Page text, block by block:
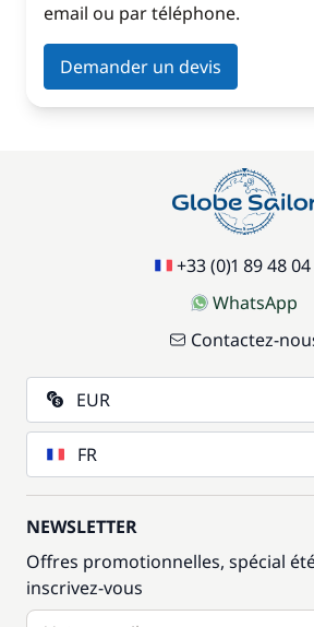
email ou par téléphone.
Demander un devis
+33 (0)1 89 48
WhatsApp
Contactez-
EUR
FR
NEWSLETTER
Offres promotionnelles, spécial
inscrivez-vous